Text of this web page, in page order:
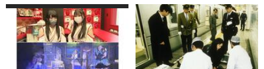
モ”騒動「秋葉原初のコスプレ店
員は私なんじゃないかな
（笑）」
い理由「昔も今も、圧倒的にひ
とり率が高い。みんな一心不乱
に…」